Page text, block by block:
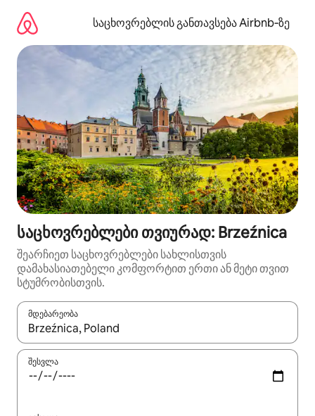
გადასვლა
საცხოვრებლის განთავსება Airbnb‑ზე
საცხოვრებლები თვიურად: Brzeźnica
შეარჩიეთ საცხოვრებლები სახლისთვის
დამახასიათებელი კომფორტით ერთი ან მეტი თვით
სტუმრობისთვის.
მდებარეობა
როცა შედეგები ხელმისაწვდომი გახდება, ნავიგაციისთვის
შესვლა